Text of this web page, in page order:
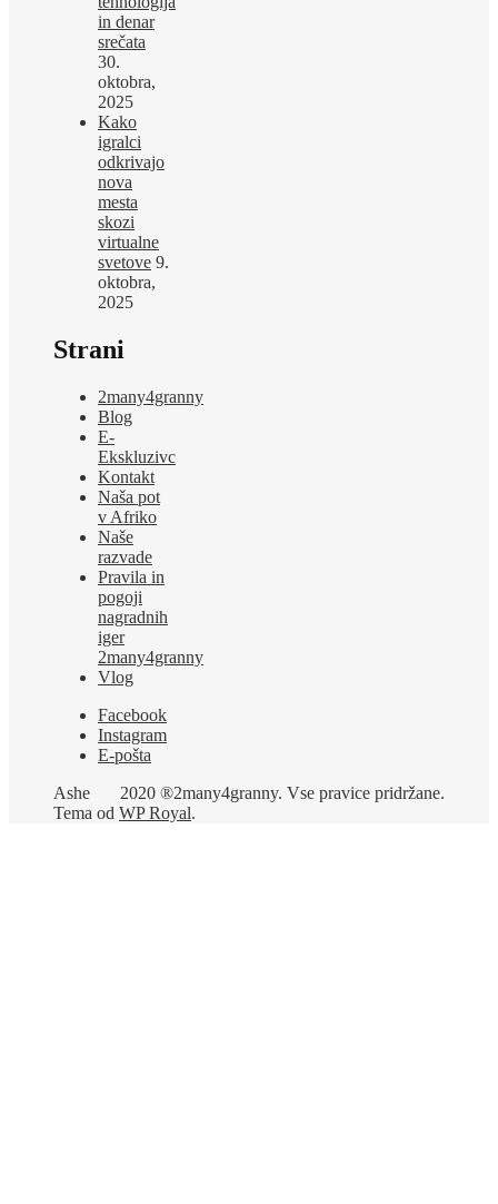
in denar
srečata
30.
oktobra,
2025
Kako
igralci
odkrivajo
nova
mesta
skozi
virtualne
svetove 9.
oktobra,
2025
Strani
2many4granny
Blog
E-
Ekskluzivc
Kontakt
Naša pot
v Afriko
Naše
razvade
Pravila in
pogoji
nagradnih
iger
2many4granny
Vlog
Facebook
Instagram
E-pošta
2020 ®2many4granny. Vse pravice pridržane.
Ashe
Tema od WP Royal.